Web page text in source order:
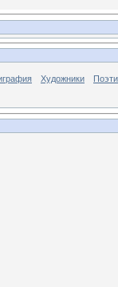
Художники